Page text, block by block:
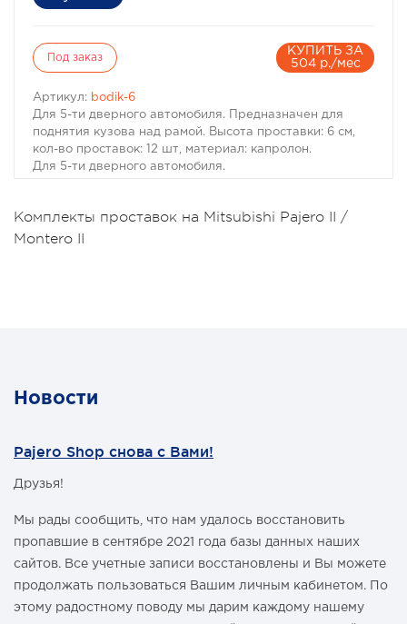
Под заказ
КУПИТЬ ЗА
504 р./мес
Артикул: bodik-6
Для 5-ти дверного автомобиля. Предназначен для
поднятия кузова над рамой. Высота проставки: 6 см,
кол-во проставок: 12 шт, материал: капролон.
Для 5-ти дверного автомобиля.
целью улучшения проходимости и для возможности
установки больших колес, что особенно важно в
Комплекты проставок на Mitsubishi Pajero II /
Montero II
Новости
Pajero Shop снова с Вами!
Друзья!
Мы рады сообщить, что нам удалось восстановить
пропавшие в сентябре 2021 года базы данных наших
сайтов. Все учетные записи восстановлены и Вы можете
продолжать пользоваться Вашим личным кабинетом. По
этому радостному поводу мы дарим каждому нашему